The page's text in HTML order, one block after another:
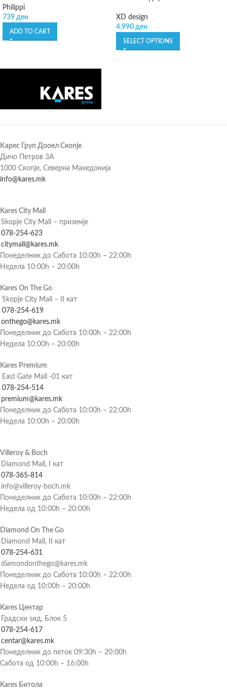
Philippi
739 ден
ADD TO CART
XD design
4.990 ден
SELECT OPTIONS
Карес Груп Дооел Скопје
Дичо Петров 3А
1000 Скопје, Северна Македонија
info@kares.mk
Kares City Mall
Skopje City Mall – приземје
078-254-623
citymall@kares.mk
Понеделник до Сабота 10:00h – 22:00h
Недела 10:00h – 20:00h
Kares On The Go
Skopje City Mall – II кат
078-254-619
onthego@kares.mk
Понеделник до Сабота 10:00h – 22:00h
Недела 10:00h – 20:00h
Kares Premium
East Gate Mall -01 кат
078-254-514
premium@kares.mk
Понеделник до Сабота 10:00h – 22:00h
Недела 10:00h – 20:00h
Villeroy & Boch
Diamond Mall, I кат
078-365-814
info@villeroy-boch.mk
Понеделник до Сабота 10:00h – 22:00h
Недела од 10:00h – 20:00h
Diamond On The Go
Diamond Mall, II кат
078-254-631
diamondonthego@kares.mk
Понеделник до Сабота 10:00h – 22:00h
Недела од 10:00h – 20:00h
Kares Центар
Градски ѕид, Блок 5
078-254-617
centar@kares.mk
Понеделник до петок 09:30h – 20:00h
Сабота од 10:00h – 16:00h
Kares Битола